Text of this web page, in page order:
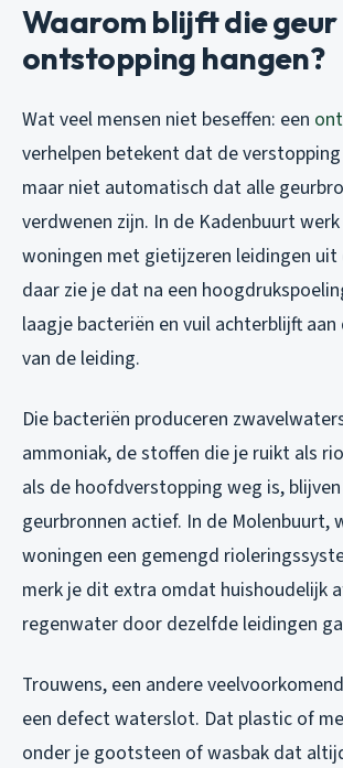
Waarom blijft die geur
ontstopping hangen?
Wat veel mensen niet beseffen: een
verhelpen betekent dat de
maar niet automatisch dat alle
verdwenen zijn. In de Kadenbuurt
woningen met gietijzeren leidingen uit
daar zie je dat na een
laagje bacteriën en vuil achterblijft
van de leiding.
Die bacteriën produceren
ammoniak, de stoffen die je ruikt als
als de hoofdverstopping weg is,
geurbronnen actief. In de Molenbuurt,
woningen een gemengd
merk je dit extra omdat huishoudelijk
regenwater door dezelfde leidingen
Trouwens, een andere
een defect waterslot. Dat plastic of
onder je gootsteen of wasbak dat